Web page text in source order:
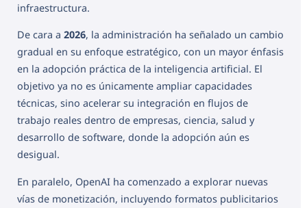
infraestructura.
De cara a 2026, la administración ha señalado un cambio
gradual en su enfoque estratégico, con un mayor énfasis
en la adopción práctica de la inteligencia artificial. El
objetivo ya no es únicamente ampliar capacidades
técnicas, sino acelerar su integración en flujos de
trabajo reales dentro de empresas, ciencia, salud y
desarrollo de software, donde la adopción aún es
desigual.
En paralelo, OpenAI ha comenzado a explorar nuevas
vías de monetización, incluyendo formatos publicitarios